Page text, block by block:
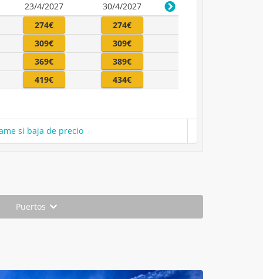
23/4/2027
30/4/2027
274€
274€
309€
309€
369€
389€
419€ 434€
si baja de precio
Puertos